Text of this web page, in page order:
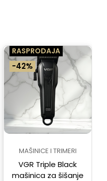
RASPRODAJA
-42%
MAŠINICE I TRIMERI
VGR Triple Black
mašinica za šišanje